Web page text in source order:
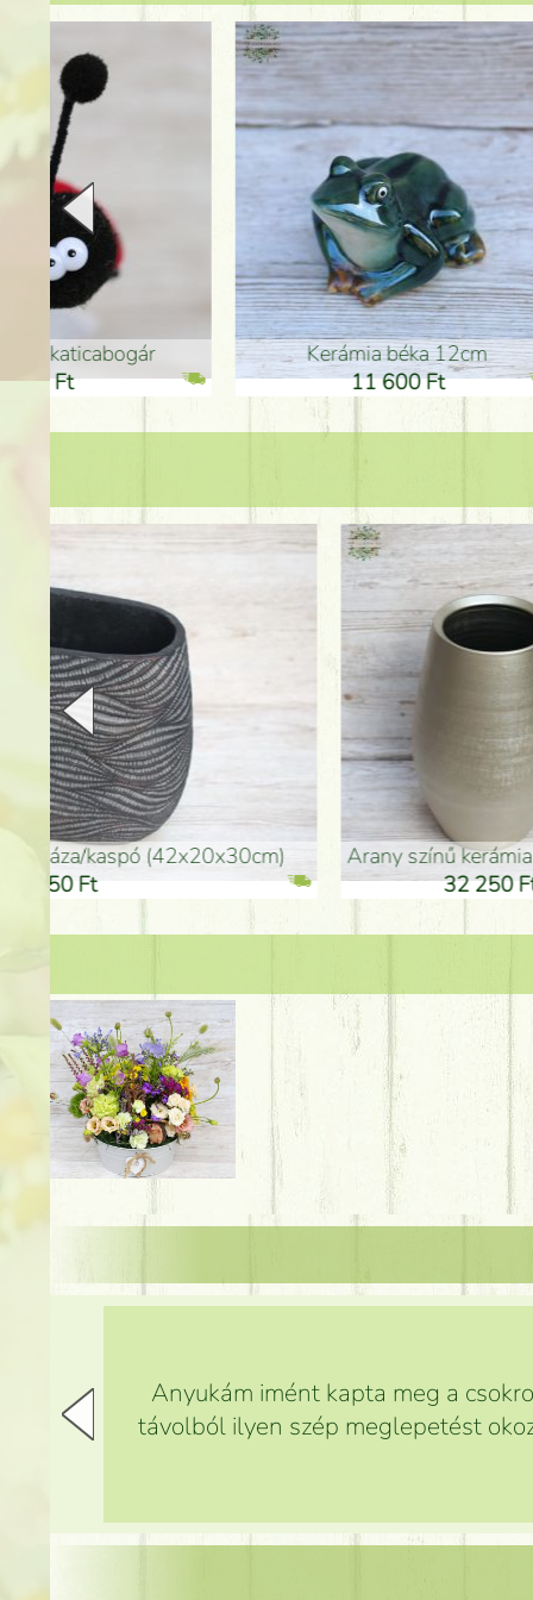
Kerámia béka 12cm
11 600 Ft
arany színű kerámia váza (40x26cm)
hosszú arany színű
46
Anyukám imént kapta meg a
távolból ilyen szép meglepetést